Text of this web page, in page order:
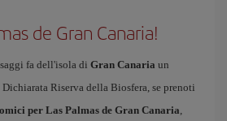
de Gran Canaria!
fa dell'isola di Gran Canaria un
Riserva della Biosfera, se prenoti
per Las Palmas de Gran Canaria,